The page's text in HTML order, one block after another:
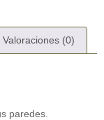
Valoraciones (0)
paredes.